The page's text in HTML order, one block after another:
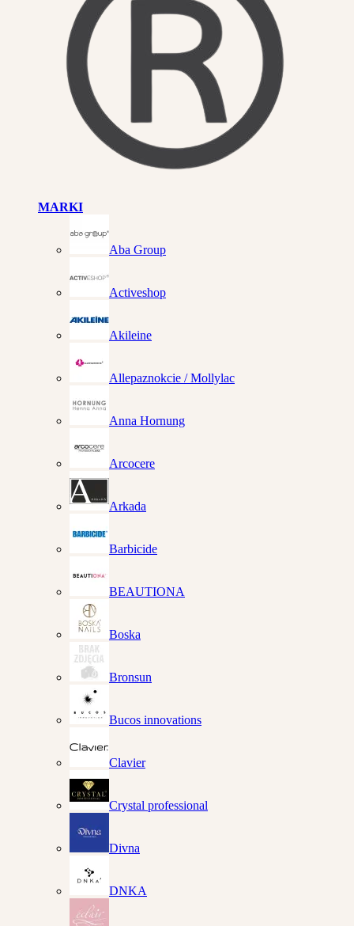
MARKI
Aba Group
Activeshop
Akileine
Allepaznokcie / Mollylac
Anna Hornung
Arcocere
Arkada
Barbicide
BEAUTIONA
Boska
Bronsun
Bucos innovations
Clavier
Crystal professional
Divna
DNKA